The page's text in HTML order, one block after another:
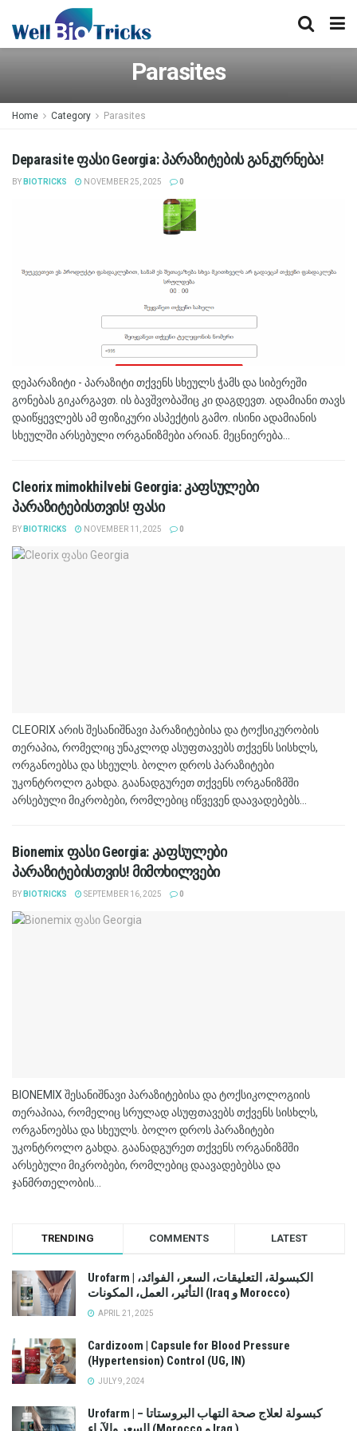
Parasites
Home Category Parasites
Deparasite ფასი Georgia: პარაზიტების განკურნება!
BY BIOTRICKS NOVEMBER 25, 2025 0
დეპარაზიტი - პარაზიტი თქვენს სხეულს ჭამს და სიბერეში
გონებას გიკარგავთ. ის ბავშვობაშიც კი დაგდევთ. ადამიანი თავს
დაიწყევლებს ამ ფიზიკური ასპექტის გამო. ისინი ადამიანის
სხეულში არსებული ორგანიზმები არიან. მეცნიერება...
Cleorix mimokhilvebi Georgia: კაფსულები
პარაზიტებისთვის! ფასი
BY BIOTRICKS NOVEMBER 11, 2025 0
CLEORIX არის შესანიშნავი პარაზიტებისა და ტოქსიკურობის
თერაპია, რომელიც უნაკლოდ ასუფთავებს თქვენს სისხლს,
ორგანოებსა და სხეულს. ბოლო დროს პარაზიტები
უკონტროლო გახდა. გაანადგურეთ თქვენს ორგანიზმში
არსებული მიკრობები, რომლებიც იწვევენ დაავადებებს...
Bionemix ფასი Georgia: კაფსულები
პარაზიტებისთვის! მიმოხილვები
BY BIOTRICKS SEPTEMBER 16, 2025 0
BIONEMIX შესანიშნავი პარაზიტებისა და ტოქსიკოლოგიის
თერაპიაა, რომელიც სრულად ასუფთავებს თქვენს სისხლს,
ორგანოებსა და სხეულს. ბოლო დროს პარაზიტები
უკონტროლო გახდა. გაანადგურეთ თქვენს ორგანიზმში
არსებული მიკრობები, რომლებიც დაავადებებსა და
ჯანმრთელობის...
TRENDING COMMENTS LATEST
Urofarm | الكبسولة، التعليقات، السعر، الفوائد،
التأثير، العمل، المكونات (Iraq و Morocco)
APRIL 21, 2025
Cardizoom | Capsule for Blood Pressure
(Hypertension) Control (UG, IN)
JULY 9, 2024
Urofarm | كبسولة لعلاج صحة التهاب البروستاتا –